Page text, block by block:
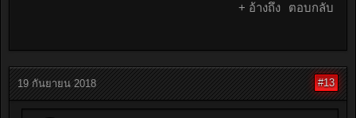
+ อ้างถึง ตอบกลับ
19 กันยายน 2018 #13